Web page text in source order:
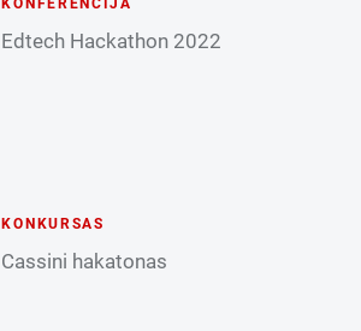
Edtech Hackathon 2022
KONKURSAS
Cassini hakatonas